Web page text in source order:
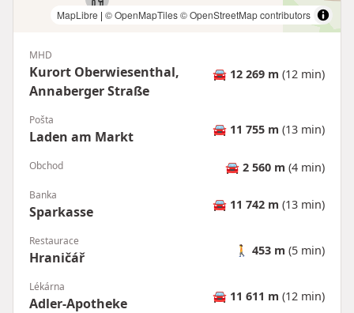
MapLibre | © OpenMapTiles© OpenStreetMap contributors
MHD
Kurort Oberwiesenthal,
Annaberger Straße
🚘 12 269 m (12 min)
Pošta
Laden am Markt 🚘 11 755 m (13 min)
Obchod 🚘 2 560 m (4 min)
Banka
Sparkasse 🚘 11 742 m (13 min)
Restaurace
Hraničář 🚶 453 m (5 min)
Lékárna
Adler-Apotheke 🚘 11 611 m (12 min)